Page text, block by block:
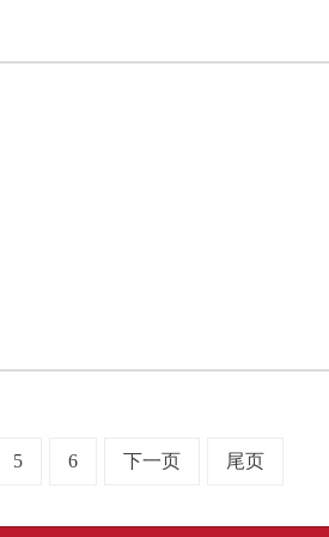
5 6 下一页 尾页